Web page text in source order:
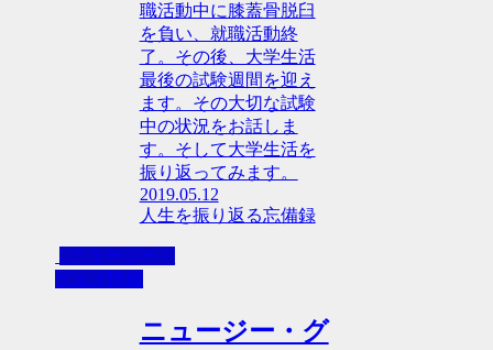
職活動中に膝蓋骨脱臼
を負い、就職活動終
了。その後、大学生活
最後の試験週間を迎え
ます。その大切な試験
中の状況をお話しま
す。そして大学生活を
振り返ってみます。
2019.05.12
人生を振り返る忘備録
- ニュージー・
グルメ情報
ニュージー・グ